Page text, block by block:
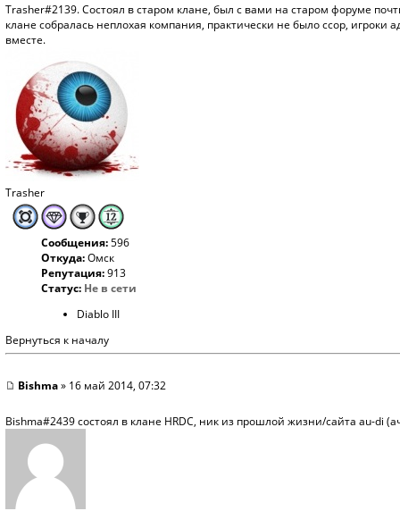
Trasher#2139. Состоял в старом клане, был с вами на старом форуме
клане собралась неплохая компания, практически не было ссор,
вместе.
Trasher
Сообщения:596
Откуда:Омск
Репутация:913
Статус: Не в сети
Diablo III
Вернуться к началу
Bishma» 16 май 2014, 07:32
Bishma#2439 состоял в клане HRDC, ник из прошлой жизни/сайта au-di